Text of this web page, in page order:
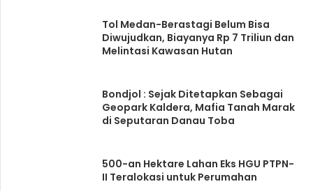
Tol Medan-Berastagi Belum Bisa
Diwujudkan, Biayanya Rp 7 Triliun dan
Melintasi Kawasan Hutan
Bondjol : Sejak Ditetapkan Sebagai
Geopark Kaldera, Mafia Tanah Marak
di Seputaran Danau Toba
500-an Hektare Lahan Eks HGU PTPN-
II Teralokasi untuk Perumahan